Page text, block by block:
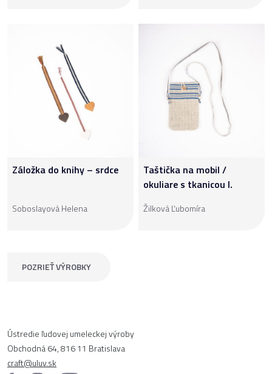
Záložka do knihy – srdce
Soboslayová Helena
Taštička na mobil /
okuliare s tkanicou I.
Žilková Ľubomíra
POZRIEŤ VÝROBKY
Ústredie ľudovej umeleckej výroby
Obchodná 64, 816 11 Bratislava
craft@uluv.sk